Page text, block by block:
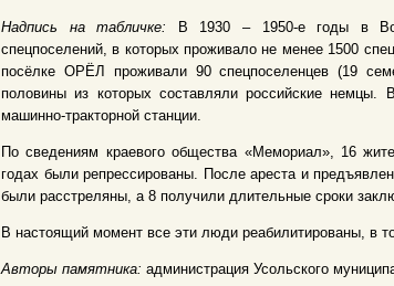
Надпись на табличке:
В 1930 – 1950-е годы в
спецпоселений, в которых проживало не менее 1500
посёлке ОРЁЛ проживали 90 спецпоселенцев (19
половины из которых составляли российские
машинно-тракторной станции.
По сведениям краевого общества «Мемориал», 16
годах были репрессированы. После ареста и
были расстреляны, а 8 получили длительные сроки
В настоящий момент все эти люди реабилитированы, в
Авторы памятника: администрация Усольского